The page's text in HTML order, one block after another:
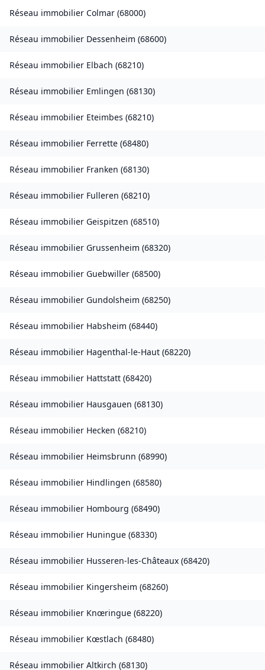
Réseau immobilier Colmar (68000)
Réseau immobilier Dessenheim (68600)
Réseau immobilier Elbach (68210)
Réseau immobilier Emlingen (68130)
Réseau immobilier Eteimbes (68210)
Réseau immobilier Ferrette (68480)
Réseau immobilier Franken (68130)
Réseau immobilier Fulleren (68210)
Réseau immobilier Geispitzen (68510)
Réseau immobilier Grussenheim (68320)
Réseau immobilier Guebwiller (68500)
Réseau immobilier Gundolsheim (68250)
Réseau immobilier Habsheim (68440)
Réseau immobilier Hagenthal-le-Haut (68220)
Réseau immobilier Hattstatt (68420)
Réseau immobilier Hausgauen (68130)
Réseau immobilier Hecken (68210)
Réseau immobilier Heimsbrunn (68990)
Réseau immobilier Hindlingen (68580)
Réseau immobilier Hombourg (68490)
Réseau immobilier Huningue (68330)
Réseau immobilier Husseren-les-Châteaux (68420)
Réseau immobilier Kingersheim (68260)
Réseau immobilier Knœringue (68220)
Réseau immobilier Kœstlach (68480)
Réseau immobilier Altkirch (68130)